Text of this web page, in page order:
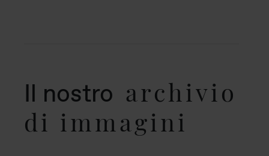
Il nostro archivio
di immagini